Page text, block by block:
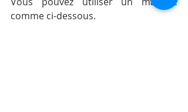
comme ci-dessous.